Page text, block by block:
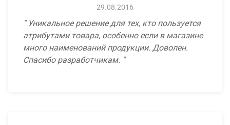
29.08.2016
Уникальное решение для тех, кто пользуется
атрибутами товара, особенно если в магазине
много наименований продукции. Доволен.
Спасибо разработчикам.